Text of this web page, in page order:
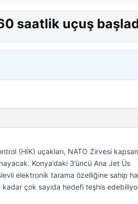
saatlik uçuş
(HİK) uçakları, NATO Zirvesi
Konya’daki 3’üncü Ana Jet Üs
elektronik tarama özelliğine sahip
çok sayıda hedefi teşhis